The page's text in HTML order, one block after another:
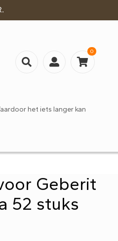
0
het iets langer kan
Geberit
52 stuks